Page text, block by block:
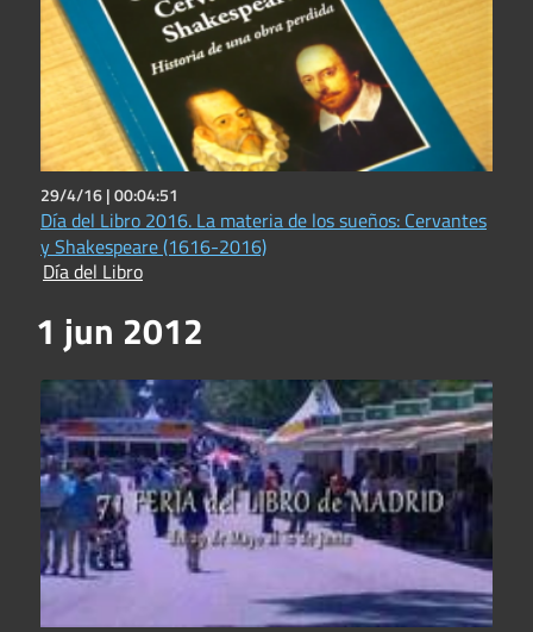
29/4/16 |00:04:51
Día del Libro 2016. La materia de los sueños: Cervantes
y Shakespeare (1616-2016)
Día del Libro
1 jun 2012